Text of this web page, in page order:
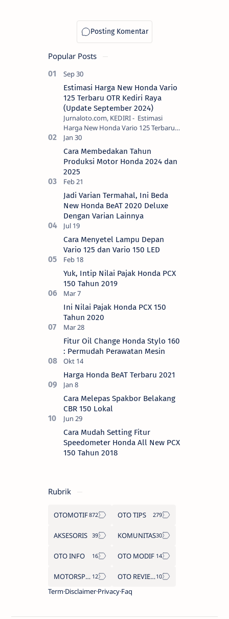
Popular Posts
Estimasi Harga New Honda Vario
125 Terbaru OTR Kediri Raya
(Update September 2024)
Jurnaloto.com, KEDIRI - Estimasi
Harga New Honda Vario 125 Terbaru
OTR Kediri Raya (Update September
2024) Brosis sekalian, PT Astra Honda
Motor (AH…
Cara Membedakan Tahun
Produksi Motor Honda 2024 dan
2025
Jadi Varian Termahal, Ini Beda
New Honda BeAT 2020 Deluxe
Dengan Varian Lainnya
Cara Menyetel Lampu Depan
Vario 125 dan Vario 150 LED
Yuk, Intip Nilai Pajak Honda PCX
150 Tahun 2019
Ini Nilai Pajak Honda PCX 150
Tahun 2020
Fitur Oil Change Honda Stylo 160
: Permudah Perawatan Mesin
Harga Honda BeAT Terbaru 2021
Cara Melepas Spakbor Belakang
CBR 150 Lokal
Cara Mudah Setting Fitur
Speedometer Honda All New PCX
150 Tahun 2018
Rubrik
OTOMOTIF OTO TIPS
AKSESORIS KOMUNITAS
OTO INFO OTO MODIF
MOTORSPORT
OTO REVIEW
Term Disclaimer Privacy Faq